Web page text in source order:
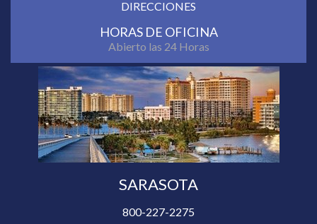
DIRECCIONES
HORAS DE OFICINA
Abierto las 24 Horas
SARASOTA
800-227-2275